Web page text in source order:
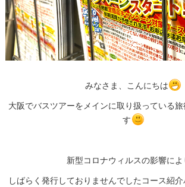
みなさま、こんにちは
大阪でバスツアーをメインに取り扱っている
す
新型コロナウィルスの影響によ
しばらく発行しておりませんでしたコース紹